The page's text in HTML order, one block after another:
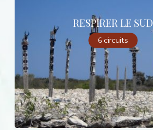
RESPIRER LE SUD
6 circuits